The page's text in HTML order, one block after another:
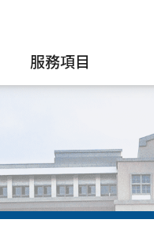
服務項目